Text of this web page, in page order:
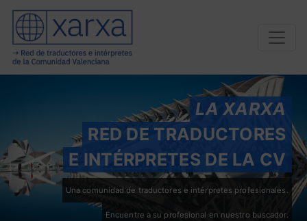
LA XARXA
RED DE TRADUCTORES
E INTÉRPRETES DE LA CV
Una comunidad de traductores e intérpretes profesionales.
Encuentre a su profesional en nuestro buscador.